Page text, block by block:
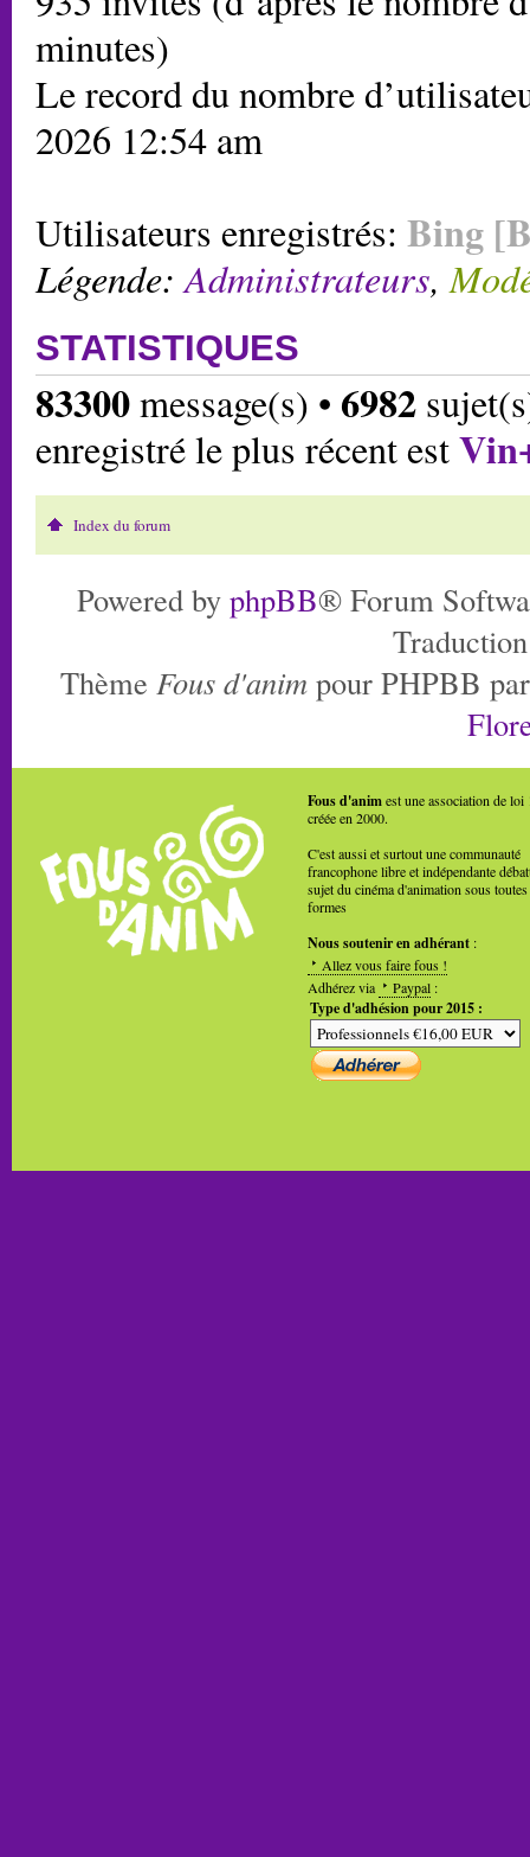
minutes)
Le record du nombre
2026 12:54 am
Utilisateurs enregistrés: Bing
Légende:Administrateurs,
STATISTIQUES
83300message(s) • 6982
enregistré le plus récent est
Index du forum
Powered by phpBB® Forum
Thème Fous d'anim pour PHPBB
Fous d'animest une association de loi
créée en 2000.
C'est aussi et surtout une communauté
francophone libre et indépendante
sujet du cinéma d'animation sous toutes
formes
Nous soutenir en adhérant :
Allez vous faire fous !
Adhérez via
Paypal :
Type d'adhésion pour 2015 :